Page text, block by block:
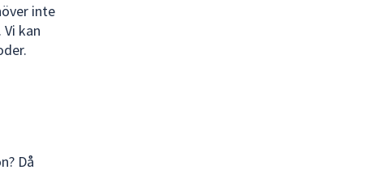
inte
kan
Då